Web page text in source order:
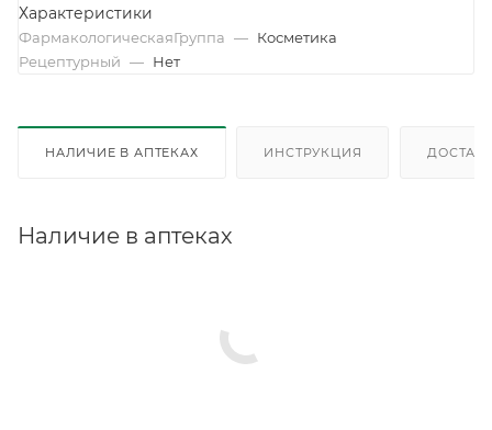
Характеристики
ФармакологическаяГруппа — Косметика
Рецептурный — Нет
НАЛИЧИЕ В АПТЕКАХ ИНСТРУКЦИЯ
Наличие в аптеках